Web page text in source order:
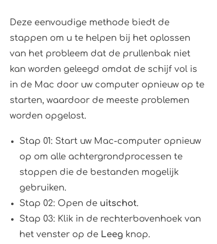
Deze eenvoudige methode biedt de
stappen om u te helpen bij het oplossen
van het probleem dat de prullenbak niet
kan worden geleegd omdat de schijf vol is
in de Mac door uw computer opnieuw op te
starten, waardoor de meeste problemen
worden opgelost.
Stap 01: Start uw Mac-computer opnieuw
op om alle achtergrondprocessen te
stoppen die de bestanden mogelijk
gebruiken.
Stap 02: Open de uitschot.
Stap 03: Klik in de rechterbovenhoek van
het venster op de Leeg knop.